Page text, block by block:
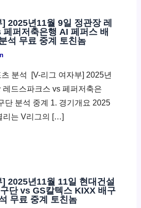
2025년11월 9일 정관장 레
퍼저축은행 AI 페퍼스 배
석 무료 중계 토친놈
분석 ​ [V-리그 여자부] 2025년
레드스파크스 vs 페퍼저축은
단 분석 중계 1. 경기개요 2025
리는 V리그의 […]
2025년11월 11일 현대건설
단 vs GS칼텍스 KIXX 배구
무료 중계 토친놈